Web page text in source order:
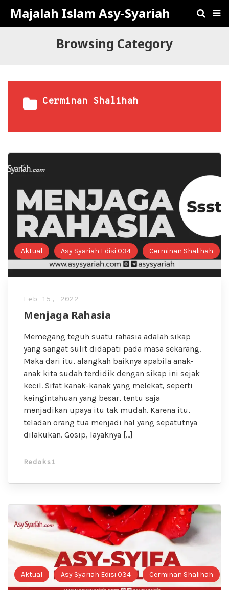
Majalah Islam Asy-Syariah
Browsing Category
Cerminan Shalihah
Aktual Asy Syariah Edisi 034 Cerminan Shalihah
Feb 15, 2022
Menjaga Rahasia
Memegang teguh suatu rahasia adalah sikap
yang sangat sulit didapati pada masa sekarang.
Maka dari itu, alangkah baiknya apabila anak-
anak kita sudah terdidik dengan sikap ini sejak
kecil. Sifat kanak-kanak yang melekat, seperti
keingintahuan yang besar, tentu saja
menjadikan upaya itu tak mudah. Karena itu,
teladan orang tua menjadi hal yang sepatutnya
dilakukan. Gosip, layaknya […]
Redaksi
Aktual Asy Syariah Edisi 034 Cerminan Shalihah